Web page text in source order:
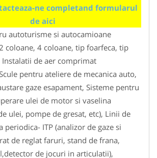
ne completand formularul
de aici
autoturisme si autocamioane
coloane, 4 coloane, tip foarfeca, tip
de aer comprimat
pentru ateliere de mecanica auto,
gaze esapament, Sisteme pentru
ulei de motor si vaselina
ulei, pompe de gresat, etc), Linii de
periodica- ITP (analizor de gaze si
de reglat faruri, stand de frana,
de jocuri in articulatii),